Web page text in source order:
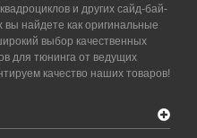
и других сайд-бай-
найдете как оригинальные
выбор качественных
для тюнинга от ведущих
качество наших товаров!